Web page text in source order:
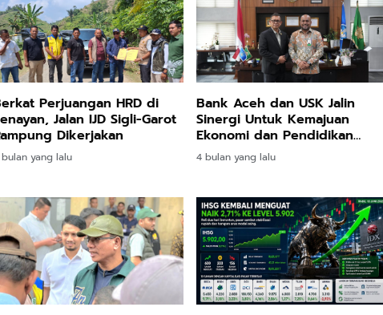
Perjuangan HRD di
Jalan IJD Sigli-Garot
Dikerjakan
yang lalu
Bank Aceh dan USK Jalin
Sinergi Untuk Kemajuan
Ekonomi dan Pendidikan
Aceh
4 bulan yang lalu